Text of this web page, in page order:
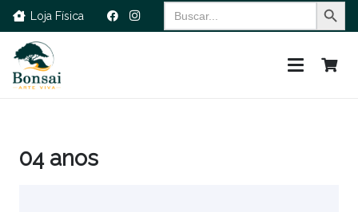
Loja Física
Search
for:
04 anos